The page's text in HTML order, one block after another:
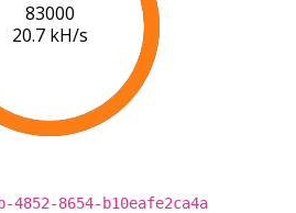
85000
20.8 kH/s
4852-8654-b10eafe2ca4a